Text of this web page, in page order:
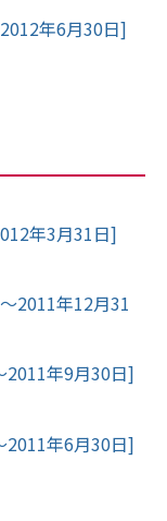
年6月30日]
年3月31日]
2011年12月31
2011年9月30日]
2011年6月30日]